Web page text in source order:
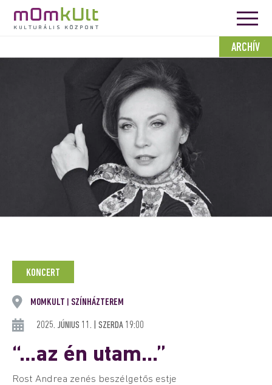
ARCHÍV
KONCERT
MOMKULT SZÍNHÁZTEREM
2025. JÚNIUS 11. | SZERDA 19:00
“…az én utam…”
Rost Andrea zenés beszélgetős estje